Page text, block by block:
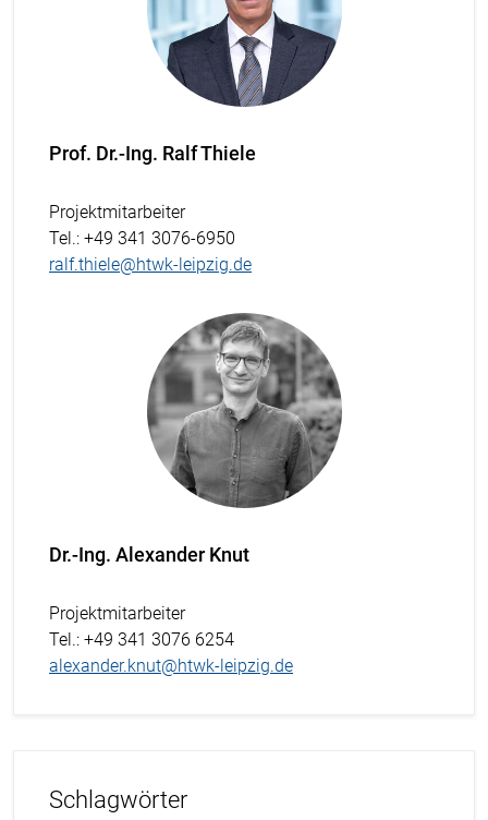
Prof. Dr.-Ing. Ralf Thiele
Projektmitarbeiter
Tel.: +49 341 3076-6950
ralf.thiele@htwk-leipzig.de
Dr.-Ing. Alexander Knut
Projektmitarbeiter
Tel.: +49 341 3076 6254
alexander.knut@htwk-leipzig.de
Schlagwörter